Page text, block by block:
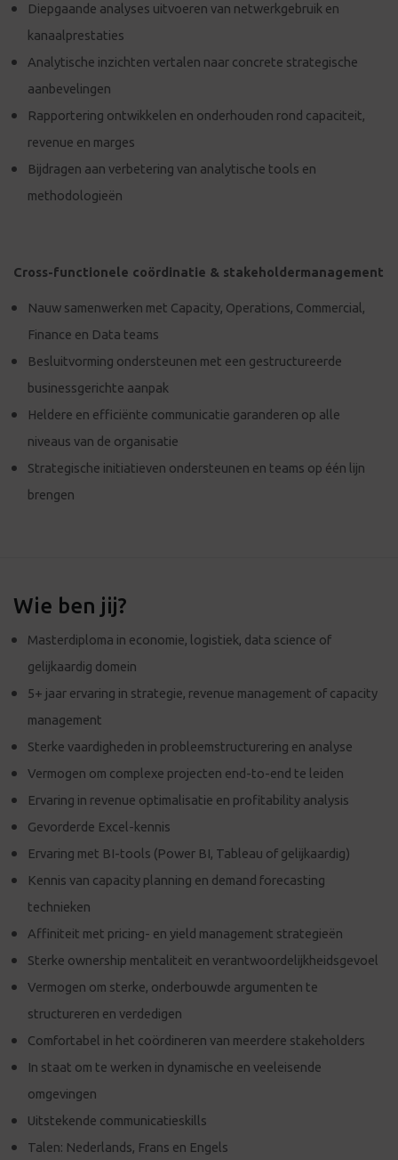
Diepgaande analyses uitvoeren van netwerkgebruik en
kanaalprestaties
Analytische inzichten vertalen naar concrete strategische
aanbevelingen
Rapportering ontwikkelen en onderhouden rond capaciteit,
revenue en marges
Bijdragen aan verbetering van analytische tools en
methodologieën
Cross-functionele coördinatie & stakeholdermanagement
Nauw samenwerken met Capacity, Operations, Commercial,
Finance en Data teams
Besluitvorming ondersteunen met een gestructureerde
businessgerichte aanpak
Heldere en efficiënte communicatie garanderen op alle
niveaus van de organisatie
Strategische initiatieven ondersteunen en teams op één lijn
brengen
Wie ben jij?
Masterdiploma in economie, logistiek, data science of
gelijkaardig domein
5+ jaar ervaring in strategie, revenue management of capacity
management
Sterke vaardigheden in probleemstructurering en analyse
Vermogen om complexe projecten end-to-end te leiden
Ervaring in revenue optimalisatie en profitability analysis
Gevorderde Excel-kennis
Ervaring met BI-tools (Power BI, Tableau of gelijkaardig)
Kennis van capacity planning en demand forecasting
technieken
Affiniteit met pricing- en yield management strategieën
Sterke ownership mentaliteit en verantwoordelijkheidsgevoel
Vermogen om sterke, onderbouwde argumenten te
structureren en verdedigen
Comfortabel in het coördineren van meerdere stakeholders
In staat om te werken in dynamische en veeleisende
omgevingen
Uitstekende communicatieskills
Talen: Nederlands, Frans en Engels